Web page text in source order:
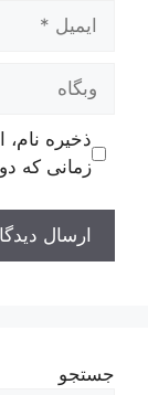
ایمیل
وبگاه
ذخیره
زمانی که
جستجو